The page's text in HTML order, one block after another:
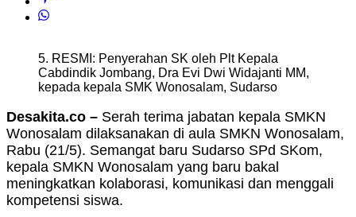
5. RESMI: Penyerahan SK oleh Plt Kepala
Cabdindik Jombang, Dra Evi Dwi Widajanti MM,
kepada kepala SMK Wonosalam, Sudarso
Desakita.co – Serah terima jabatan kepala SMKN
Wonosalam dilaksanakan di aula SMKN Wonosalam,
Rabu (21/5). Semangat baru Sudarso SPd SKom,
kepala SMKN Wonosalam yang baru bakal
meningkatkan kolaborasi, komunikasi dan menggali
kompetensi siswa.